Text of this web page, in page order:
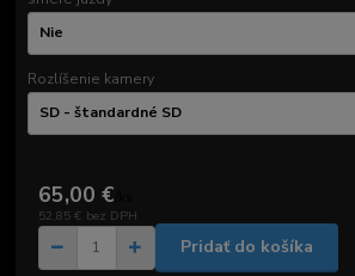
Rozlíšenie kamery
65,00 €
52,85 € bez DPH
Pridať do košíka